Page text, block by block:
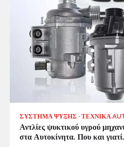
ΣΥΣΤΗΜΑ ΨΥΞΗΣ ΤΕΧΝΙΚΑ
Αντλίες ψυκτικού υγρού
στα Αυτοκίνητα. Που και γιατί.